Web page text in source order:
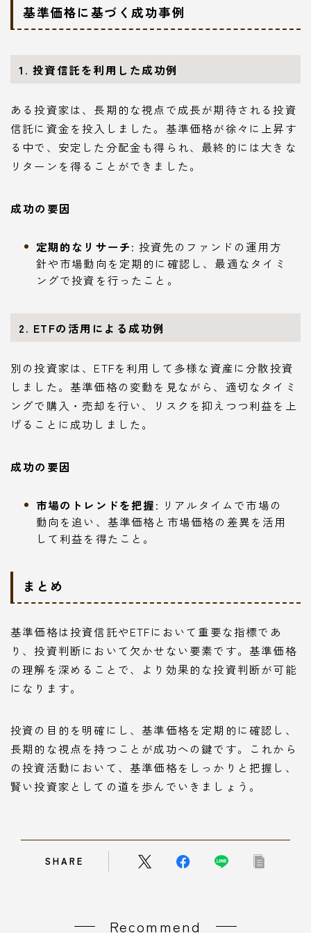
基準価格に基づく成功事例
1. 投資信託を利用した成功例
ある投資家は、長期的な視点で成長が期待される投資
信託に資金を投入しました。基準価格が徐々に上昇す
る中で、安定した分配金も得られ、最終的には大きな
リターンを得ることができました。
成功の要因
定期的なリサーチ: 投資先のファンドの運用方
針や市場動向を定期的に確認し、最適なタイミ
ングで投資を行ったこと。
2. ETFの活用による成功例
別の投資家は、ETFを利用して多様な資産に分散投資
しました。基準価格の変動を見ながら、適切なタイミ
ングで購入・売却を行い、リスクを抑えつつ利益を上
げることに成功しました。
成功の要因
市場のトレンドを把握: リアルタイムで市場の
動向を追い、基準価格と市場価格の差異を活用
して利益を得たこと。
まとめ
基準価格は投資信託やETFにおいて重要な指標であ
り、投資判断において欠かせない要素です。基準価格
の理解を深めることで、より効果的な投資判断が可能
になります。
投資の目的を明確にし、基準価格を定期的に確認し、
長期的な視点を持つことが成功への鍵です。これから
の投資活動において、基準価格をしっかりと把握し、
賢い投資家としての道を歩んでいきましょう。
SHARE
Recommend